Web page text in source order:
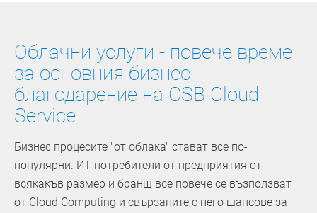
Облачни услуги - повече време
за основния бизнес
благодарeние на CSB Cloud
Service
Бизнес процесите "oт облака" стават все по-
популярни. ИТ потребители от предприятия от
всякакъв размер и бранш все повече се възползват
от Cloud Computing и свързаните с него шансове за